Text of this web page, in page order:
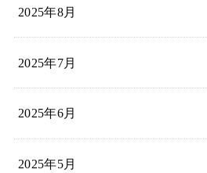
2025年8月
2025年7月
2025年6月
2025年5月